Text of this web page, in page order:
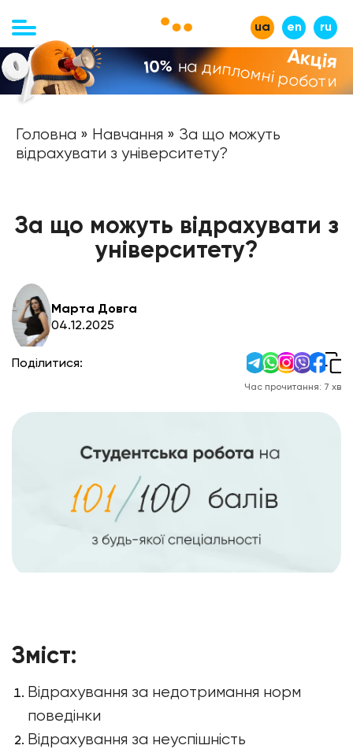
ua en ru
Акція
-10% на дипломні роботи
Головна » Навчання » За що можуть
відрахувати з університету?
За що можуть відрахувати з
університету?
Марта Довга
04.12.2025
Поділитися:
Час прочитання: 7 хв
Зміст:
Відрахування за недотримання норм
поведінки
Відрахування за неуспішність